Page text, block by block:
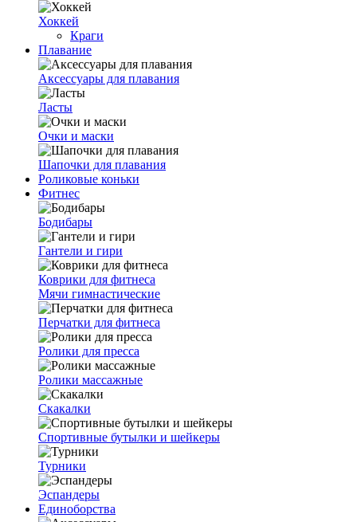
Хоккей
Краги
Плавание
Аксессуары для плавания
Ласты
Очки и маски
Шапочки для плавания
Роликовые коньки
Фитнес
Бодибары
Гантели и гири
Коврики для фитнеса
Мячи гимнастические
Перчатки для фитнеса
Ролики для пресса
Ролики массажные
Скакалки
Спортивные бутылки и шейкеры
Турники
Эспандеры
Единоборства